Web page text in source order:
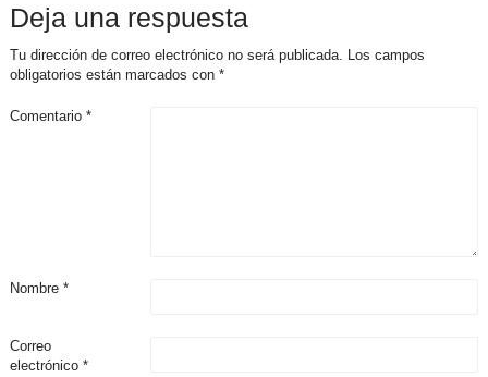
Deja una respuesta
Tu dirección de correo electrónico no será publicada. Los campos
obligatorios están marcados con *
Comentario *
Nombre *
Correo
electrónico *